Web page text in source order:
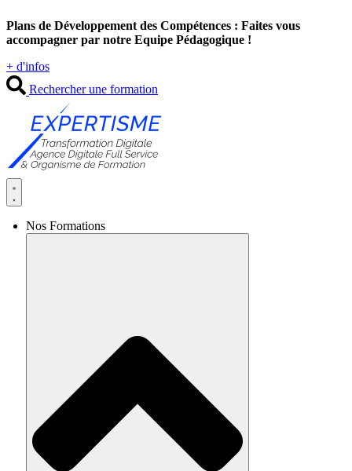
au
contenu
Plans de Développement des Compétences : Faites vous
accompagner par notre Equipe Pédagogique !
+ d'infos
Rechercher une formation
Nos Formations